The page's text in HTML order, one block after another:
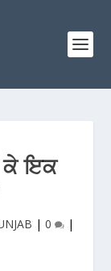
ਕੇ ਇਕ
| 0 |